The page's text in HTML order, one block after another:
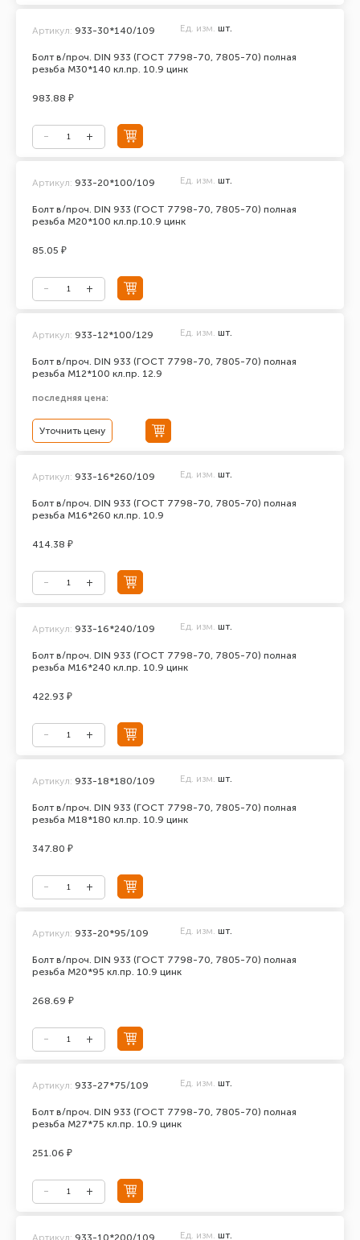
Болт в/проч. DIN 933 (ГОСТ 7798-70, 7805-70) полная
резьба М30*140 кл.пр. 10.9 цинк
Артикул: 933-30*140/109 Ед. изм. шт.
983.88 ₽
Болт в/проч. DIN 933 (ГОСТ 7798-70, 7805-70) полная
резьба М20*100 кл.пр.10.9 цинк
Артикул: 933-20*100/109 Ед. изм. шт.
85.05 ₽
Болт в/проч. DIN 933 (ГОСТ 7798-70, 7805-70) полная
резьба М12*100 кл.пр. 12.9
Артикул: 933-12*100/129 Ед. изм. шт.
последняя цена:
Уточнить цену
Болт в/проч. DIN 933 (ГОСТ 7798-70, 7805-70) полная
резьба М16*260 кл.пр. 10.9
Артикул: 933-16*260/109 Ед. изм. шт.
414.38 ₽
Болт в/проч. DIN 933 (ГОСТ 7798-70, 7805-70) полная
резьба М16*240 кл.пр. 10.9 цинк
Артикул: 933-16*240/109 Ед. изм. шт.
422.93 ₽
Болт в/проч. DIN 933 (ГОСТ 7798-70, 7805-70) полная
резьба М18*180 кл.пр. 10.9 цинк
Артикул: 933-18*180/109 Ед. изм. шт.
347.80 ₽
Болт в/проч. DIN 933 (ГОСТ 7798-70, 7805-70) полная
резьба М20*95 кл.пр. 10.9 цинк
Артикул: 933-20*95/109 Ед. изм. шт.
268.69 ₽
Болт в/проч. DIN 933 (ГОСТ 7798-70, 7805-70) полная
резьба М27*75 кл.пр. 10.9 цинк
Артикул: 933-27*75/109 Ед. изм. шт.
251.06 ₽
Артикул: 933-10*200/109 Ед. изм. шт.